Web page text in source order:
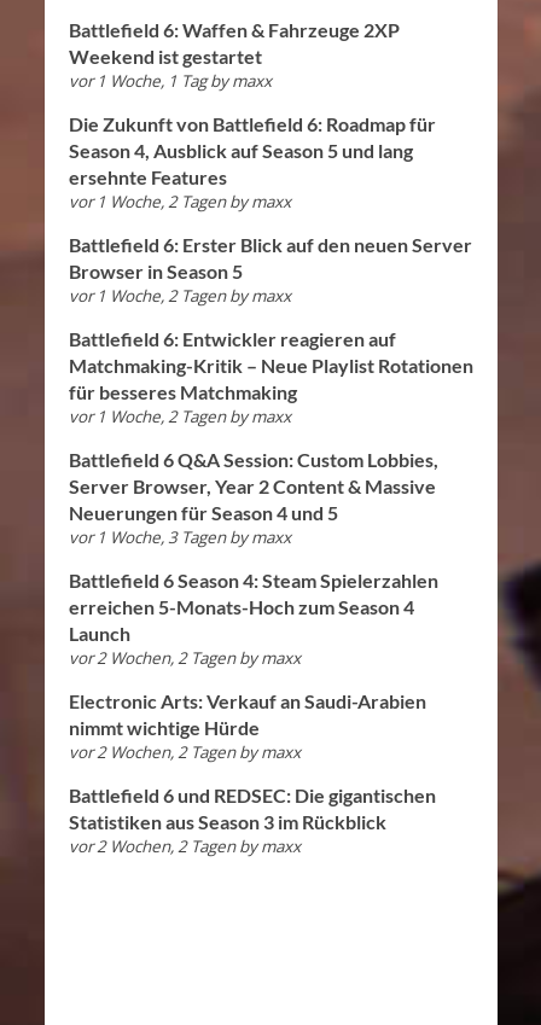
Battlefield 6: Waffen & Fahrzeuge 2XP
Weekend ist gestartet
vor 1 Woche, 1 Tag bymaxx
Die Zukunft von Battlefield 6: Roadmap für
Season 4, Ausblick auf Season 5 und lang
ersehnte Features
vor 1 Woche, 2 Tagen bymaxx
Battlefield 6: Erster Blick auf den neuen Server
Browser in Season 5
vor 1 Woche, 2 Tagen bymaxx
Battlefield 6: Entwickler reagieren auf
Matchmaking-Kritik – Neue Playlist Rotationen
für besseres Matchmaking
vor 1 Woche, 2 Tagen bymaxx
Battlefield 6 Q&A Session: Custom Lobbies,
Server Browser, Year 2 Content & Massive
Neuerungen für Season 4 und 5
vor 1 Woche, 3 Tagen bymaxx
Battlefield 6 Season 4: Steam Spielerzahlen
erreichen 5-Monats-Hoch zum Season 4
Launch
vor 2 Wochen, 2 Tagen bymaxx
Electronic Arts: Verkauf an Saudi-Arabien
nimmt wichtige Hürde
vor 2 Wochen, 2 Tagen bymaxx
Battlefield 6 und REDSEC: Die gigantischen
Statistiken aus Season 3 im Rückblick
vor 2 Wochen, 2 Tagen bymaxx